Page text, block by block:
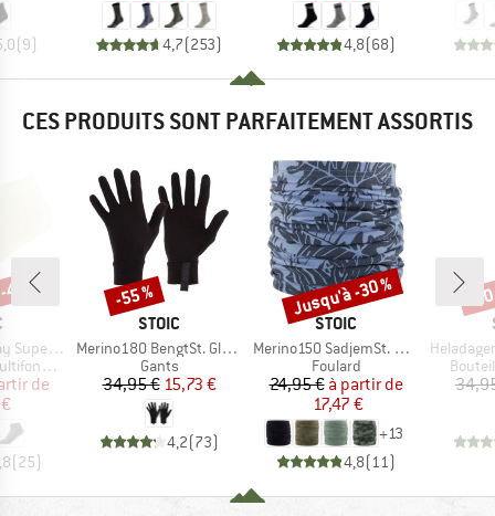
(9) 4,7(253) 4,8(68)
CES PRODUITS SONT PARFAITEMENT ASSORTIS
No Show
réduit
de
(25)
%
MARQUE
STOIC
Article
Merino180 BengtSt. Glove
Product group
Gants
Prix
34,95 €Prix réduit
15,73 €
4,2(73)
Remise
-55 %
MARQUE
STOIC
Article
Merino150 SadjemSt. Neckwarmer
Product group
Foulard
Prix
24,95 € Prix réduit
à partir de
17,47 €
+13
4,8(11 )
Remise
Jusqu'à -30 %
Article
HeladagenSt.
-